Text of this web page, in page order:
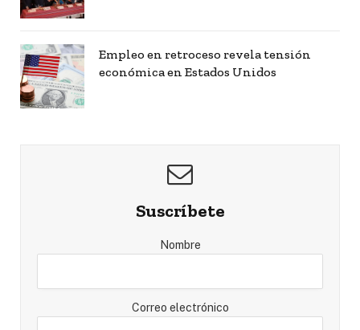
Empleo en retroceso revela tensión
económica en Estados Unidos
Suscríbete
Nombre
Correo electrónico